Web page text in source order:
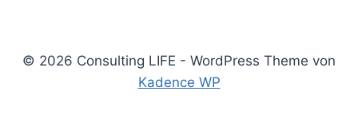
© 2026 Consulting LIFE - WordPress Theme von
Kadence WP